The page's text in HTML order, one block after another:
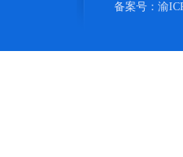
备案号： 渝